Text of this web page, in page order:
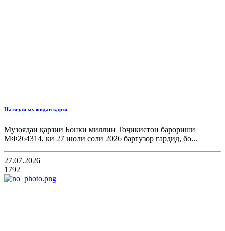
Натиҷаи музоядаи қарзӣ
Музоядаи қарзии Бонки миллии Тоҷикистон барориши
МФ264314, ки 27 июли соли 2026 баргузор гардид, бо...
27.07.2026
1792